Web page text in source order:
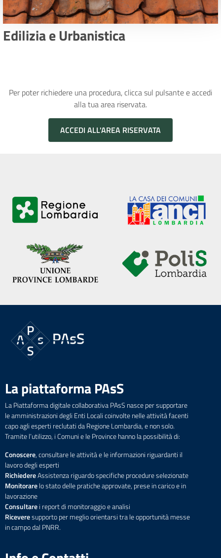
Edilizia e Urbanistica
Per poter richiedere una procedura, clicca sul pulsante e accedi
alla tua area riservata.
ACCEDI ALL'AREA RISERVATA
La piattaforma PAsS
La Piattaforma digitale collaborativa PAsS nasce per supportare
le amministrazioni degli Enti Locali coinvolte nelle attività facenti
capo agli esperti reclutati da Regione Lombardia, e non solo.
Tramite l’utilizzo, i Comuni e le Province hanno la possibilità di:
Conoscere, consultare le attività e le informazioni riguardanti il
lavoro degli esperti
RichiedereAssistenza riguardo specifiche procedure selezionate
Monitorarelo stato delle pratiche approvate, prese in carico e in
lavorazione
Consultarei report di monitoraggio e analisi
Riceveresupporto per meglio orientarsi tra le opportunità messe
in campo dal PNRR.